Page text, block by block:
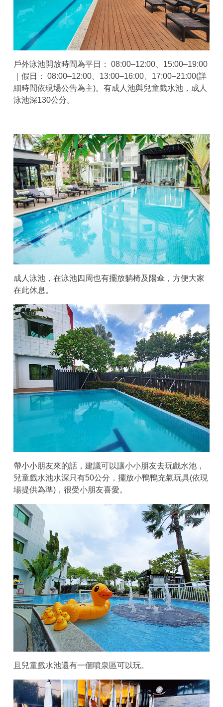
戶外泳池開放時間為平日： 08:00–12:00、15:00–19:00
｜假日： 08:00–12:00、13:00–16:00、17:00–21:00(詳
細時間依現場公告為主)。有成人池與兒童戲水池，成人
泳池深130公分。
成人泳池，在泳池四周也有擺放躺椅及陽傘，方便大家
在此休息。
帶小小朋友來的話，建議可以讓小小朋友去玩戲水池，
兒童戲水池水深只有50公分，擺放小鴨鴨充氣玩具(依現
場提供為準)，很受小朋友喜愛。
且兒童戲水池還有一個噴泉區可以玩。